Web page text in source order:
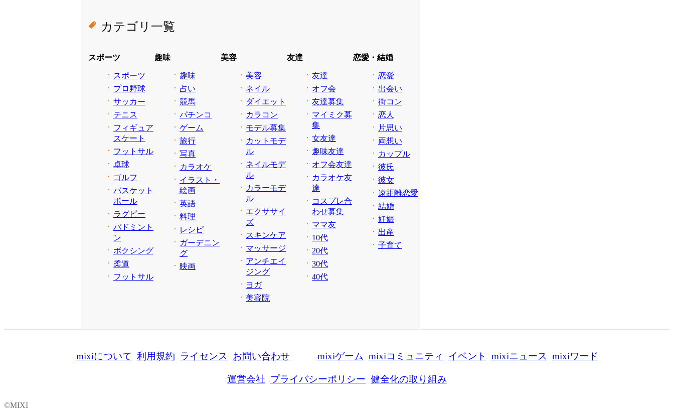
カテゴリ一覧
スポーツ
スポーツ
プロ野球
サッカー
テニス
フィギュア
スケート
フットサル
卓球
ゴルフ
バスケット
ボール
ラグビー
バドミント
ン
ボクシング
柔道
フットサル
趣味
趣味
占い
競馬
パチンコ
ゲーム
旅行
写真
カラオケ
イラスト・
絵画
英語
料理
レシピ
ガーデニン
グ
映画
美容
美容
ネイル
ダイエット
カラコン
モデル募集
カットモデ
ル
ネイルモデ
ル
カラーモデ
ル
エクササイ
ズ
スキンケア
マッサージ
アンチエイ
ジング
ヨガ
美容院
友達
友達
オフ会
友達募集
マイミク募
集
女友達
趣味友達
オフ会友達
カラオケ友
達
コスプレ合
わせ募集
ママ友
10代
20代
30代
40代
恋愛・結婚
恋愛
出会い
街コン
恋人
片思い
両想い
カップル
彼氏
彼女
遠距離恋愛
結婚
妊娠
出産
子育て
mixiについて 利用規約 ライセンス お問い合わせ mixiゲーム mixiコミュニティ イベント mixiニュース mixiワード
運営会社 プライバシーポリシー 健全化の取り組み
©MIXI